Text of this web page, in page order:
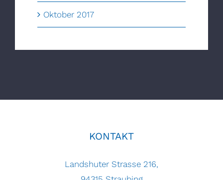
Oktober 2017
KONTAKT
Landshuter Strasse 216,